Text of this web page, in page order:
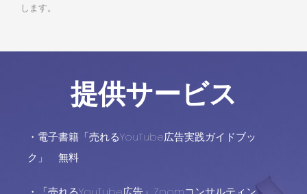
します。
提供サービス
・電子書籍「売れるYouTube広告実践ガイドブッ
ク」 無料